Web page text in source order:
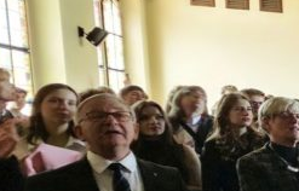
Nagrody Stowarzyszenia
Archiwum
89 lecie szkoły
90 lecie urodzin i 70
Borsukiewicza
85 lecie szkoły
polegli i
1945